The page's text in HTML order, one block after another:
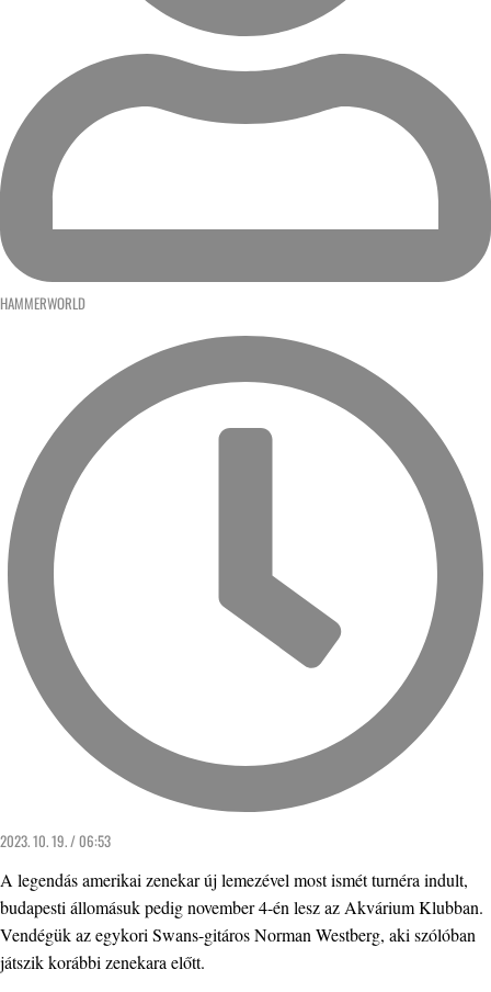
HAMMERWORLD
2023. 10. 19. / 06:53
A legendás amerikai zenekar új lemezével most ismét turnéra indult,
budapesti állomásuk pedig november 4-én lesz az Akvárium Klubban.
Vendégük az egykori Swans-gitáros Norman Westberg, aki szólóban
játszik korábbi zenekara előtt.